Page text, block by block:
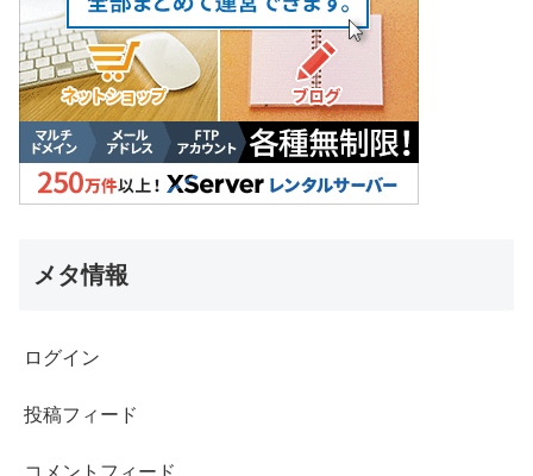
メタ情報
ログイン
投稿フィード
コメントフィード